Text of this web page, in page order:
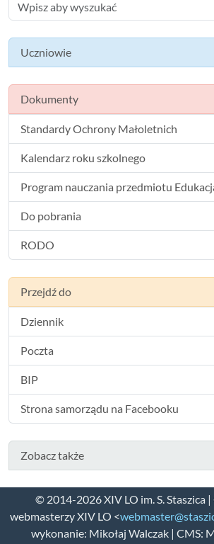
Uczniowie
Dokumenty
Standardy Ochrony Małoletnich
Kalendarz roku szkolnego
Program nauczania przedmiotu
Do pobrania
RODO
Przejdź do
Dziennik
Poczta
BIP
Strona samorządu na Facebooku
Zobacz także
© 2014-2026 XIV LO im. S. Staszica
webmasterzy XIV LO <
wykonanie: Mikołaj Walczak | CMS: